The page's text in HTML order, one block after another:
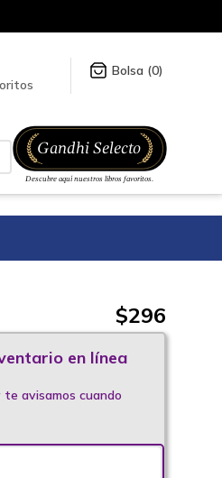
0
$296
te avisamos cuando